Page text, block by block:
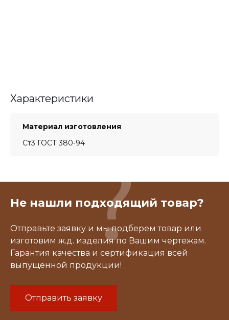
Характеристики
Материал изготовления
Ст3 ГОСТ 380-94
Не нашли подходящий товар?
Отправьте заявку и мы подберем товар или
изготовим ж.д. изделия по Вашим чертежам.
Гарантия качества и сертификация всей
выпущенной продукции!
Отправить заявку